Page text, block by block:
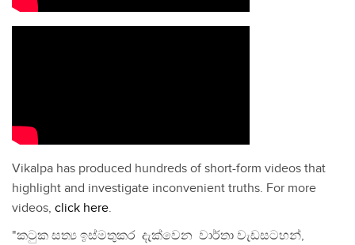
Vikalpa has produced hundreds of short-form videos that
highlight and investigate inconvenient truths. For more
videos, click here.
"කටුක සත්‍ය ඉස්මතුකර දැක්වෙන වාර්තා වැඩසටහන්,